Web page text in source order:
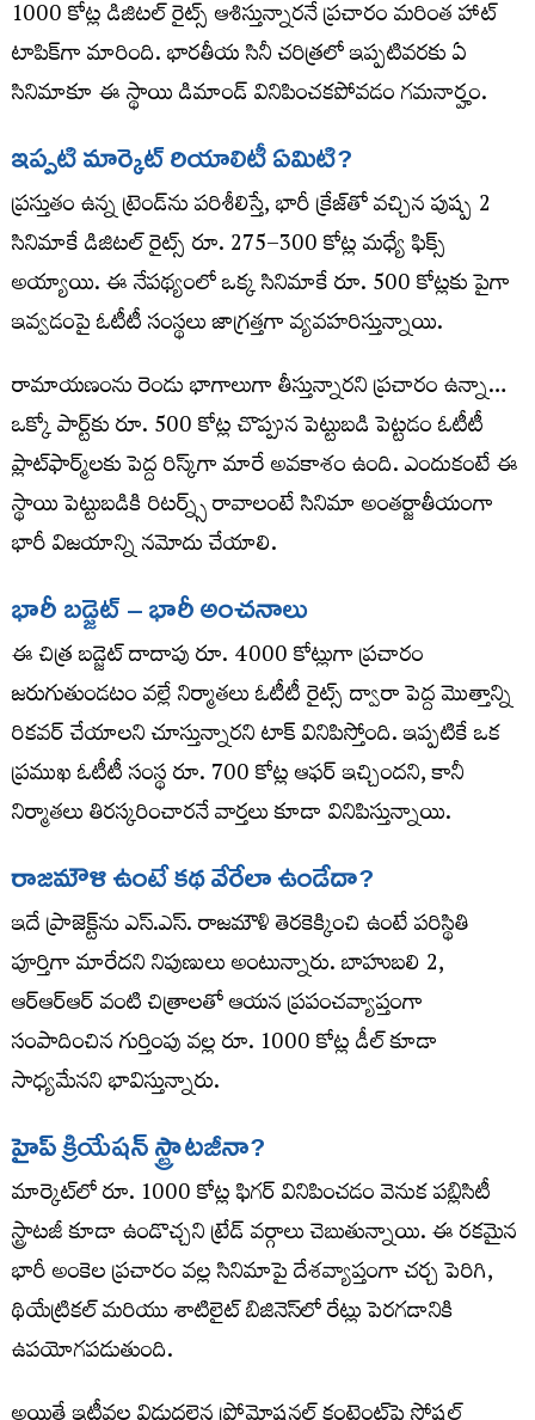
1000 కోట్ల డిజిటల్ రైట్స్ ఆశిస్తున్నారనే ప్రచారం మరింత హాట్
టాపిక్‌గా మారింది. భారతీయ సినీ చరిత్రలో ఇప్పటివరకు ఏ
సినిమాకూ ఈ స్థాయి డిమాండ్ వినిపించకపోవడం గమనార్హం.
ఇప్పటి మార్కెట్ రియాలిటీ ఏమిటి?
ప్రస్తుతం ఉన్న ట్రెండ్‌ను పరిశీలిస్తే, భారీ క్రేజ్‌తో వచ్చిన పుష్ప 2
సినిమాకే డిజిటల్ రైట్స్ రూ. 275–300 కోట్ల మధ్యే ఫిక్స్
అయ్యాయి. ఈ నేపథ్యంలో ఒక్క సినిమాకే రూ. 500 కోట్లకు పైగా
ఇవ్వడంపై ఓటీటీ సంస్థలు జాగ్రత్తగా వ్యవహరిస్తున్నాయి.
రామాయణంను రెండు భాగాలుగా తీస్తున్నారని ప్రచారం ఉన్నా…
ఒక్కో పార్ట్‌కు రూ. 500 కోట్ల చొప్పున పెట్టుబడి పెట్టడం ఓటీటీ
ప్లాట్‌ఫార్మ్‌లకు పెద్ద రిస్క్‌గా మారే అవకాశం ఉంది. ఎందుకంటే ఈ
స్థాయి పెట్టుబడికి రిటర్న్స్ రావాలంటే సినిమా అంతర్జాతీయంగా
భారీ విజయాన్ని నమోదు చేయాలి.
భారీ బడ్జెట్ – భారీ అంచనాలు
ఈ చిత్ర బడ్జెట్ దాదాపు రూ. 4000 కోట్లుగా ప్రచారం
జరుగుతుండటం వల్లే నిర్మాతలు ఓటీటీ రైట్స్ ద్వారా పెద్ద మొత్తాన్ని
రికవర్ చేయాలని చూస్తున్నారని టాక్ వినిపిస్తోంది. ఇప్పటికే ఒక
ప్రముఖ ఓటీటీ సంస్థ రూ. 700 కోట్ల ఆఫర్ ఇచ్చిందని, కానీ
నిర్మాతలు తిరస్కరించారనే వార్తలు కూడా వినిపిస్తున్నాయి.
రాజమౌళి ఉంటే కథ వేరేలా ఉండేదా?
ఇదే ప్రాజెక్ట్‌ను ఎస్‌.ఎస్‌. రాజమౌళి తెరకెక్కించి ఉంటే పరిస్థితి
పూర్తిగా మారేదని నిపుణులు అంటున్నారు. బాహుబలి 2,
ఆర్ఆర్ఆర్ వంటి చిత్రాలతో ఆయన ప్రపంచవ్యాప్తంగా
సంపాదించిన గుర్తింపు వల్ల రూ. 1000 కోట్ల డీల్ కూడా
సాధ్యమేనని భావిస్తున్నారు.
హైప్ క్రియేషన్ స్ట్రాటజీనా?
మార్కెట్‌లో రూ. 1000 కోట్ల ఫిగర్ వినిపించడం వెనుక పబ్లిసిటీ
స్ట్రాటజీ కూడా ఉండొచ్చని ట్రేడ్ వర్గాలు చెబుతున్నాయి. ఈ రకమైన
భారీ అంకెల ప్రచారం వల్ల సినిమాపై దేశవ్యాప్తంగా చర్చ పెరిగి,
థియేట్రికల్ మరియు శాటిలైట్ బిజినెస్‌లో రేట్లు పెరగడానికి
ఉపయోగపడుతుంది.